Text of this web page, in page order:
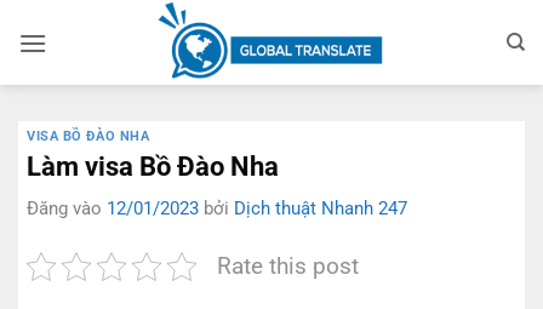
qua
VISA BỒ ĐÀO NHA
Làm visa Bồ Đào Nha
Đăng vào 12/01/2023 bởi Dịch thuật Nhanh 247
Rate this post